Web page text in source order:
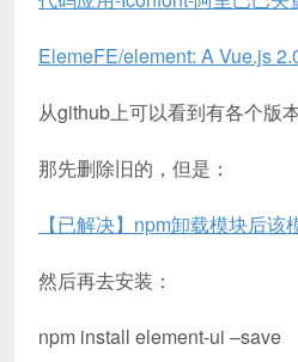
ElemeFE/element: A Vue.js
从github上可以看到有各个版
那先删除旧的，但是：
【已解决】npm卸载模块后
然后再去安装：
npm install element-ui –save